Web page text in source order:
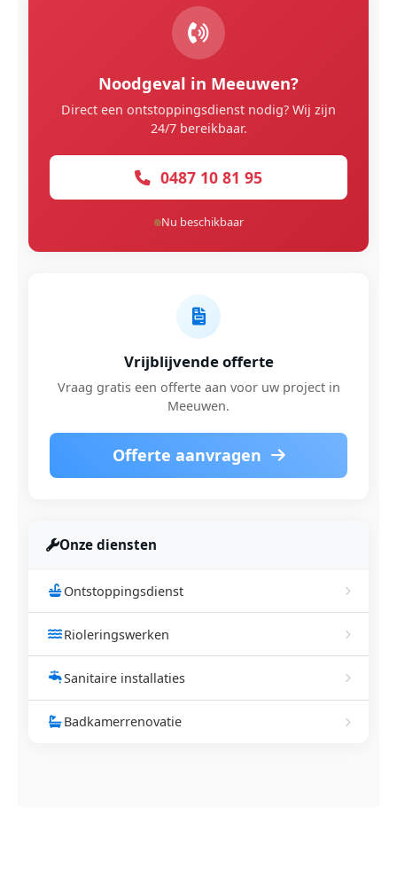
Noodgeval in Meeuwen?
Direct een ontstoppingsdienst nodig? Wij zijn
24/7 bereikbaar.
0487 10 81 95
Nu beschikbaar
Vrijblijvende offerte
Vraag gratis een offerte aan voor uw project in
Meeuwen.
Offerte aanvragen
Onze diensten
Ontstoppingsdienst
Rioleringswerken
Sanitaire installaties
Badkamerrenovatie